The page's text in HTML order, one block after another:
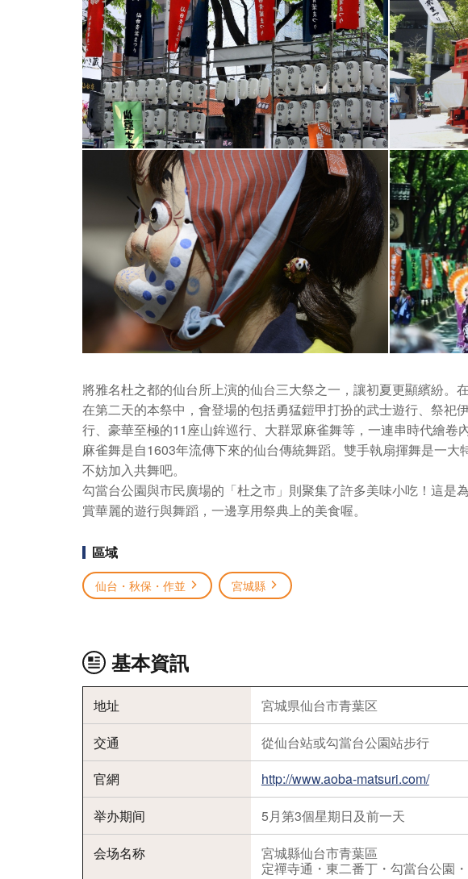
將雅名杜之都的仙台所上演的仙台三大祭之一，讓初夏更顯繽紛。
在第二天的本祭中，會登場的包括勇猛鎧甲打扮的武士遊行、祭祀
行、豪華至極的11座山鉾巡行、大群眾麻雀舞等，一連串時代繪卷
麻雀舞是自1603年流傳下來的仙台傳統舞蹈。雙手執扇揮舞是一
不妨加入共舞吧。
勾當台公園與市民廣場的「杜之市」則聚集了許多美味小吃！這是
賞華麗的遊行與舞蹈，一邊享用祭典上的美食喔。
區域
仙台・秋保・作並 宮城縣
基本資訊
地址
宮城県仙台市青葉区
交通
從仙台站或勾當台公園站步行
官網
http://www.aoba-matsuri.com/
举办期间
5月第3個星期日及前一天
会场名称
宮城縣仙台市青葉區
定禪寺通・東二番丁・勾當台公園